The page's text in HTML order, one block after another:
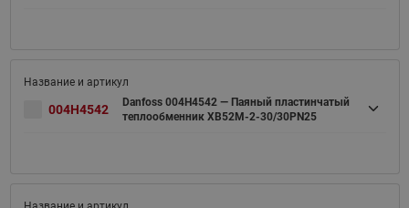
004H4542
Danfoss 004H4542 — Паяный пластинчатый
теплообменник XB52M-2-30/30PN25